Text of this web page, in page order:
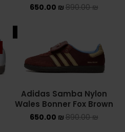
JORDAN KIDS
NEW BALANCE KIDS
NIKE DUNK KIDS
YEEZY KIDS
890.00₪
650.00 ₪
Adidas Samba Nylon
Wales Bonner Fox Brown
890.00₪
650.00 ₪